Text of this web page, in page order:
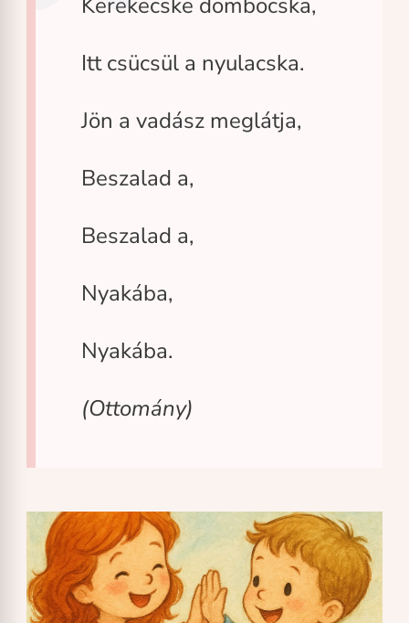
Itt csücsül a nyulacska.
Jön a vadász meglátja,
Beszalad a,
Beszalad a,
Nyakába,
Nyakába.
(Ottomány)